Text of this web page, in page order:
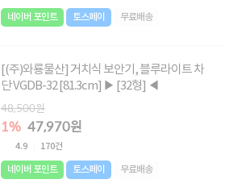
네이버 포인트 토스페이 무료배송
[(주)와룡물산] 거치식 보안기, 블루라이트 차
단 VGDB-32 [81.3cm] ▶ [32형] ◀
48,500원
1% 47,970원
4.9 170건
네이버 포인트 토스페이 무료배송